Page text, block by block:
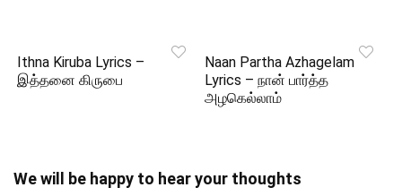
Ithna Kiruba Lyrics –
இத்தனை கிருபை
Naan Partha Azhagelam
Lyrics – நான் பார்த்த
அழகெல்லாம்
We will be happy to hear your thoughts